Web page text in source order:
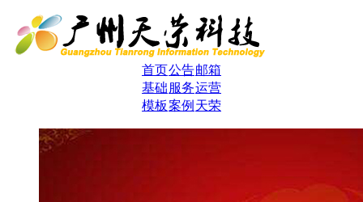
首页公告邮箱
基础 服务运营
模板案例 天荣